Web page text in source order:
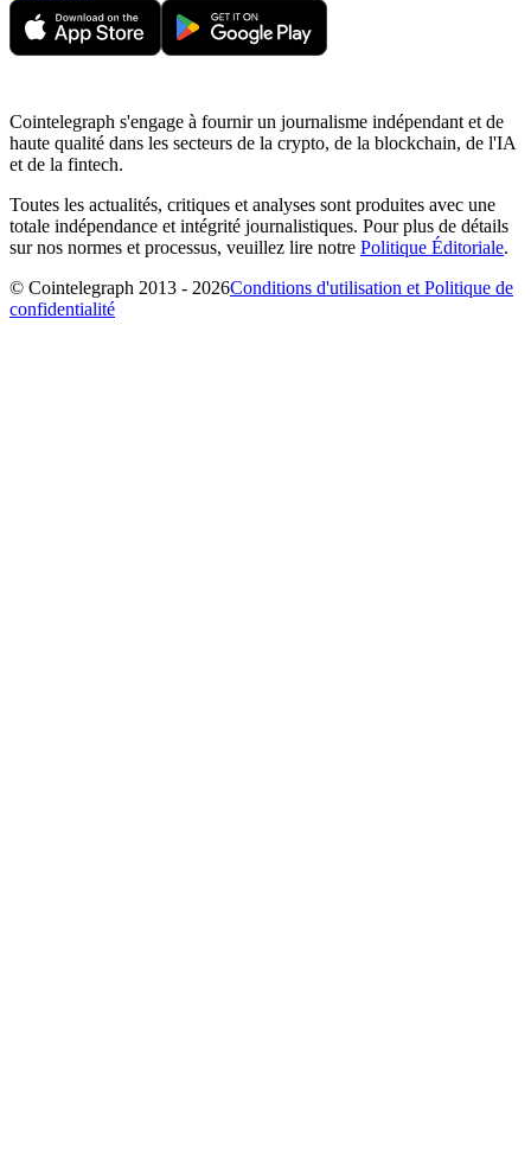
Cointelegraph s'engage à fournir un journalisme indépendant et de
haute qualité dans les secteurs de la crypto, de la blockchain, de l'IA
et de la fintech.
Toutes les actualités, critiques et analyses sont produites avec une
totale indépendance et intégrité journalistiques. Pour plus de détails
sur nos normes et processus, veuillez lire notre Politique Éditoriale.
© Cointelegraph 2013 - 2026Conditions d'utilisation et Politique de
confidentialité